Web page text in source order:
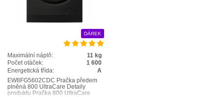
SteamCare
DÁREK
Maximální náplň:
11 kg
Počet otáček:
1 600
Energetická třída:
A
EW8FG5602CDC Pračka předem
plněná 800 UltraCare Detaily
produktu Pračka 800 UltraCare